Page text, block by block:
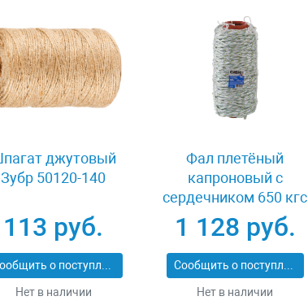
джутовый
Зубр 50120-140
113 руб.
Сообщить о поступлении
Нет в наличии
Фал плетёный
капроновый с
сердечником 650 кгс
6 мм 100 м Сибин
50220-06
1 128 руб.
Сообщить о поступлении
Нет в наличии